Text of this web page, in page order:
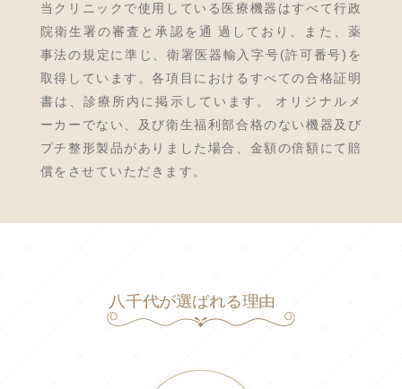
当クリニックで使用している医療機器はすべて行政
院衛生署の審査と承認を通 過しており、また、薬
事法の規定に準じ、衛署医器輸入字号(許可番号)を
取得しています。各項目におけるすべての合格証明
書は、診療所内に掲示しています。 オリジナルメ
ーカーでない、及び衛生福利部合格のない機器及び
プチ整形製品がありました場合、金額の倍額にて賠
償をさせていただきます。